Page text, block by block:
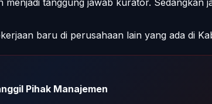
tanggung jawab kurator. Sedangkan
baru di perusahaan lain yang ada di
Pihak Manajemen